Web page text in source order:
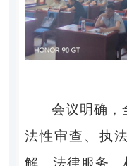
会议明确，
法性审查、执
解、法律服务